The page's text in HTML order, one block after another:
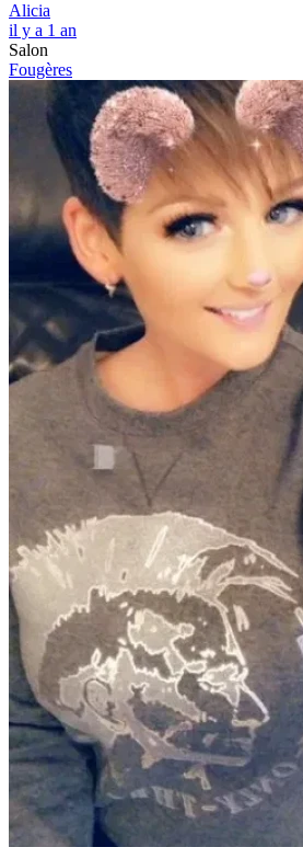
Alicia
il y a 1 an
Salon
Fougères